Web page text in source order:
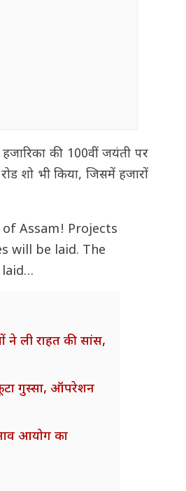
की 100वीं जयंती पर
शो भी किया, जिसमें हजारों
Assam! Projects
will be laid. The
ने ली राहत की सांस,
गुस्सा, ऑपरेशन
आयोग का